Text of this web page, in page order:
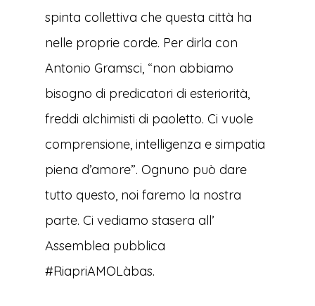
spinta collettiva che questa città ha
nelle proprie corde. Per dirla con
Antonio Gramsci, “non abbiamo
bisogno di predicatori di esteriorità,
freddi alchimisti di paoletto. Ci vuole
comprensione, intelligenza e simpatia
piena d’amore”. Ognuno può dare
tutto questo, noi faremo la nostra
parte. Ci vediamo stasera all’
Assemblea pubblica
#RiapriAMOLàbas.